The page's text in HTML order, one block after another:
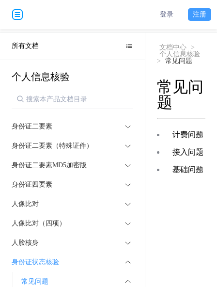
登录 注册
所有文档
个人信息核验
身份证二要素
身份证二要素（特殊证件）
身份证二要素MD5加密版
身份证四要素
人像比对
人像比对（四项）
人脸核身
身份证状态核验
常见问题
文档中心
>
个人信息核验
>
常见问题
常见问
题
计费问题
接入问题
基础问题